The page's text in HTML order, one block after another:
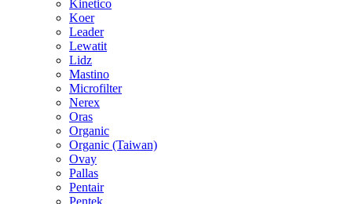
Kinetico
Koer
Leader
Lewatit
Lidz
Mastino
Microfilter
Nerex
Oras
Organic
Organic (Taiwan)
Ovay
Pallas
Pentair
Pentek